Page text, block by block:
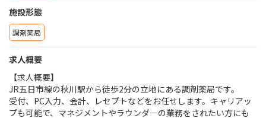
施設形態
調剤薬局
求人概要
【求人概要】
JR五日市線の秋川駅から徒歩2分の立地にある調剤薬局です。
受付、PC入力、会計、レセプトなどをお任せします。キャリアッ
プも可能で、マネジメントやラウンダ―の業務をされたい方にも